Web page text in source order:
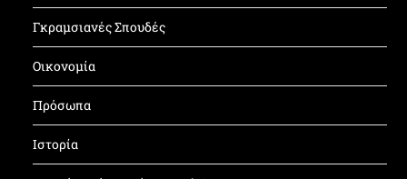
Γκραμσιανές Σπουδές
Οικονομία
Πρόσωπα
Ιστορία